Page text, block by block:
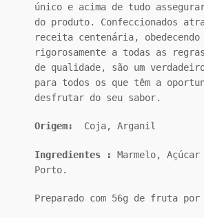
único e acima de tudo
do produto. Confeccionados
receita centenária, obedecendo
rigorosamente a todas as
de qualidade, são um
para todos os que têm a
desfrutar do seu sabor.
Origem: Coja, Arganil
Ingredientes : Marmelo,
Porto.
Preparado com 56g de fruta por